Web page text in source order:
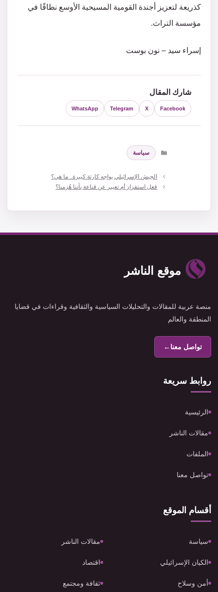
كذريعة لتعزيز أجندة القومية المسيحية الأوسع نطاقًا في
مؤسسة التراث.
إسراء سيد – نون بوست
شارك المقال
Facebook
X
Telegram
WhatsApp
التصنيفات
سياسة
الجيش الإسرائيلي يواجه كارثة كبيرة.. ما هي؟
فعل استفزاز أم تعبير عن قناعة بأننا هُزمنا؟
موقع الناشر
منصة عربية للمقالات والتحليلات السياسية والثقافية وقراءات في قضايا
المنطقة والعالم
تواصل معنا←
روابط سريعة
الرئيسية
مقالات الناشر
الملفات
تواصل معنا
أقسام الموقع
سياسة مقالات الناشر
الكيان الإسرائيلي اقتصاد
أمن وسلاح ثقافة ومجتمع